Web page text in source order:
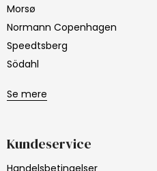
Morsø
Normann Copenhagen
Speedtsberg
Södahl
Se mere
Kundeservice